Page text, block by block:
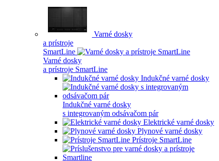
Varné dosky
a prístroje
SmartLine
Varné dosky
a prístroje SmartLine
Indukčné varné dosky
Indukčné varné dosky
s integrovaným odsávačom pár
Elektrické varné dosky
Plynové varné dosky
Prístroje SmartLine